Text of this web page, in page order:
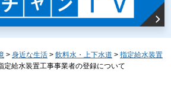
> 身近な生活 > 飲料水・上下水道 > 指定給水装置
定給水装置工事事業者の登録について